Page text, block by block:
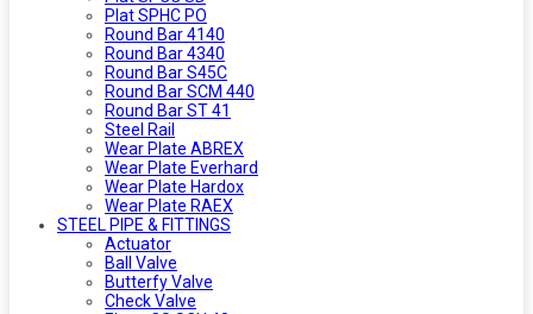
Plat SPHC PO
Round Bar 4140
Round Bar 4340
Round Bar S45C
Round Bar SCM 440
Round Bar ST 41
Steel Rail
Wear Plate ABREX
Wear Plate Everhard
Wear Plate Hardox
Wear Plate RAEX
STEEL PIPE & FITTINGS
Actuator
Ball Valve
Butterfy Valve
Check Valve